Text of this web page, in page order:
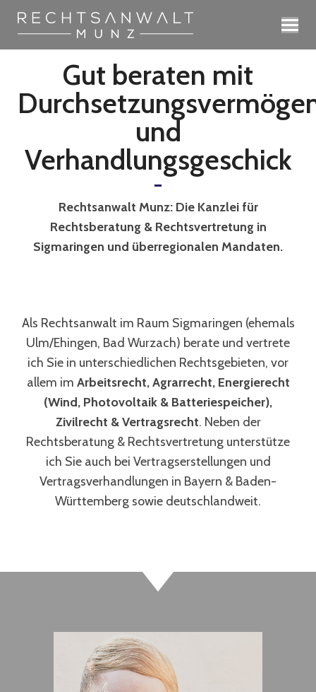
Gut beraten mit
und
Verhandlungsgeschick
Rechtsanwalt Munz: Die Kanzlei für
Rechtsberatung & Rechtsvertretung in
Sigmaringen und überregionalen Mandaten.
Als Rechtsanwalt im Raum Sigmaringen (ehemals
Ulm/Ehingen, Bad Wurzach) berate und vertrete
ich Sie in unterschiedlichen Rechtsgebieten, vor
allem im Arbeitsrecht, Agrarrecht, Energierecht
(Wind, Photovoltaik & Batteriespeicher),
Zivilrecht & Vertragsrecht. Neben der
Rechtsberatung & Rechtsvertretung unterstütze
ich Sie auch bei Vertragserstellungen und
Vertragsverhandlungen in Bayern & Baden-
Württemberg sowie deutschlandweit.